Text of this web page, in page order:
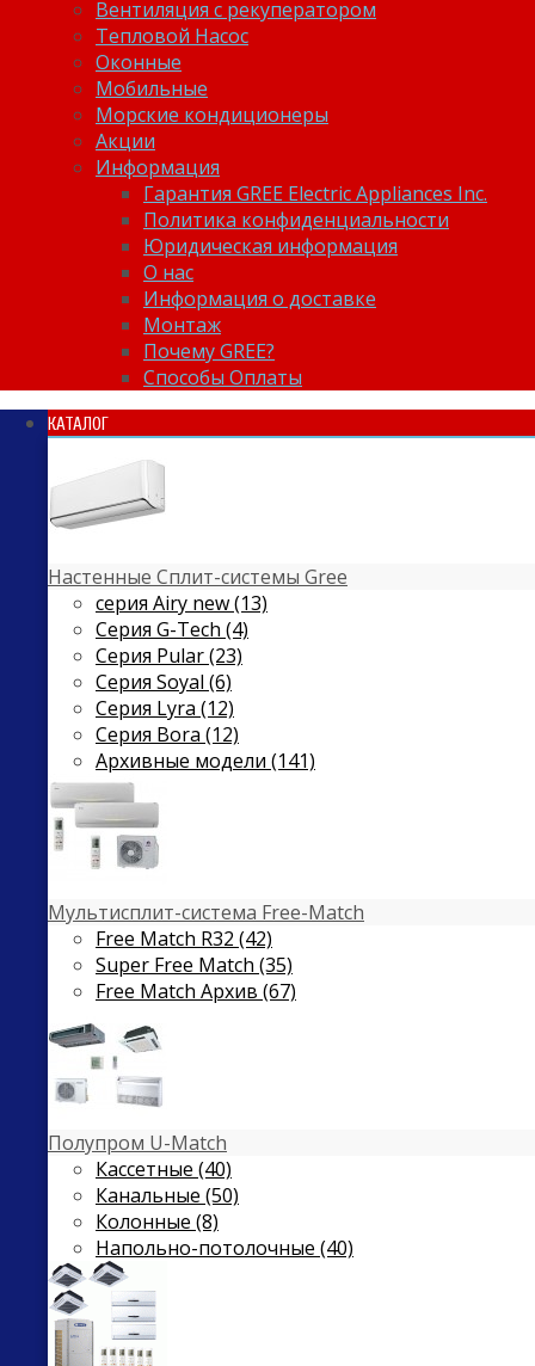
Вентиляция с рекуператором
Тепловой Насос
Оконные
Мобильные
Морские кондиционеры
Акции
Информация
Гарантия GREE Electric Appliances Inc.
Политика конфиденциальности
Юридическая информация
О нас
Информация о доставке
Монтаж
Почему GREE?
Способы Оплаты
КАТАЛОГ
Настенные Сплит-системы Gree
серия Airy new (13)
Серия G-Tech (4)
Серия Pular (23)
Cерия Soyal (6)
Серия Lyra (12)
Серия Bora (12)
Архивные модели (141)
Мультисплит-система Free-Match
Free Match R32 (42)
Super Free Match (35)
Free Match Архив (67)
Полупром U-Match
Кассетные (40)
Канальные (50)
Колонные (8)
Напольно-потолочные (40)